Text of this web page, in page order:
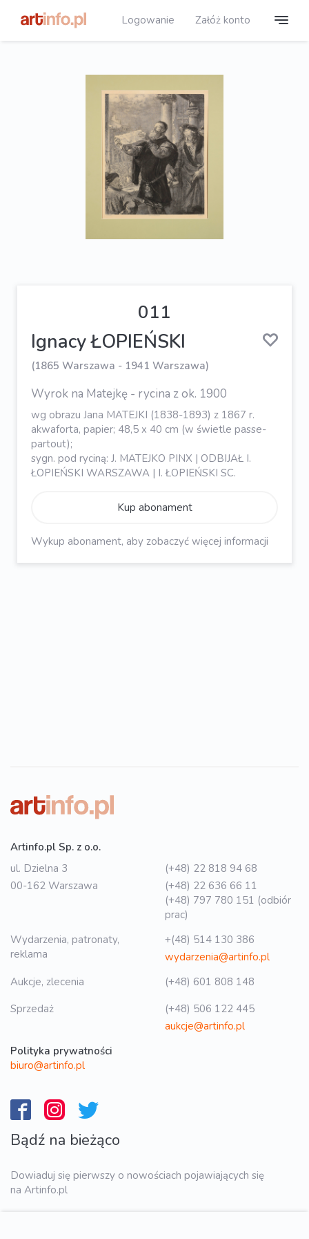
Logowanie Załóż konto
011
Ignacy ŁOPIEŃSKI
(1865 Warszawa - 1941 Warszawa)
Wyrok na Matejkę - rycina z ok. 1900
wg obrazu Jana MATEJKI (1838-1893) z 1867 r.
akwaforta, papier; 48,5 x 40 cm (w świetle passe-
partout);
sygn. pod ryciną: J. MATEJKO PINX | ODBIJAŁ I.
ŁOPIEŃSKI WARSZAWA | I. ŁOPIEŃSKI SC.
Kup abonament
Wykup abonament, aby zobaczyć więcej informacji
Artinfo.pl Sp. z o.o.
ul. Dzielna 3
00-162 Warszawa
(+48) 22 818 94 68
(+48) 22 636 66 11
(+48) 797 780 151 (odbiór
prac)
Wydarzenia, patronaty,
reklama
+(48) 514 130 386
wydarzenia@artinfo.pl
Aukcje, zlecenia
(+48) 601 808 148
Sprzedaż
(+48) 506 122 445
aukcje@artinfo.pl
Polityka prywatności
biuro@artinfo.pl
Bądź na bieżąco
Dowiaduj się pierwszy o nowościach pojawiających się
na Artinfo.pl